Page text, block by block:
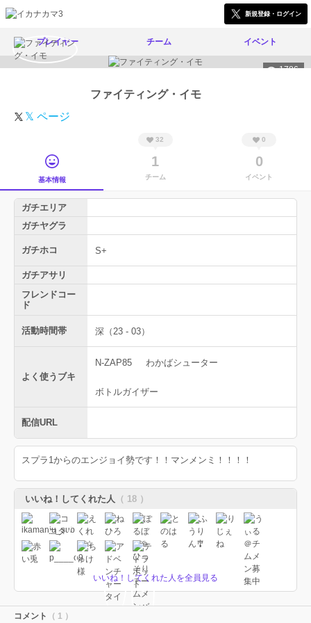
新規登録・ログイン
プレイヤー チーム イベント
1786
ファイティング・イモ
𝕏 ページ
基本情報
32
1
チーム
0
0
イベント
ガチエリア
ガチヤグラ
ガチホコ S+
ガチアサリ
フレンドコー
ド
活動時間帯 深（23 - 03）
よく使うブキ
N-ZAP85 わかばシューター
ボトルガイザー
配信URL
スプラ1からのエンジョイ勢です！！マンメンミ！！！！
いいね！してくれた人 （ 18 ）
いいね！してくれた人を全員見る
コメント （ 1 ）